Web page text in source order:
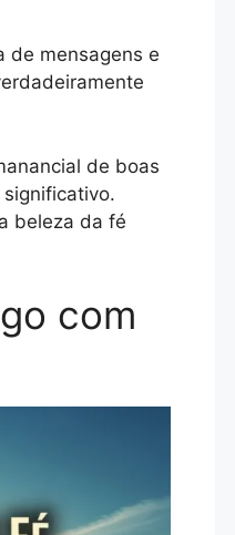
de mensagens e
de boas
beleza da fé
com